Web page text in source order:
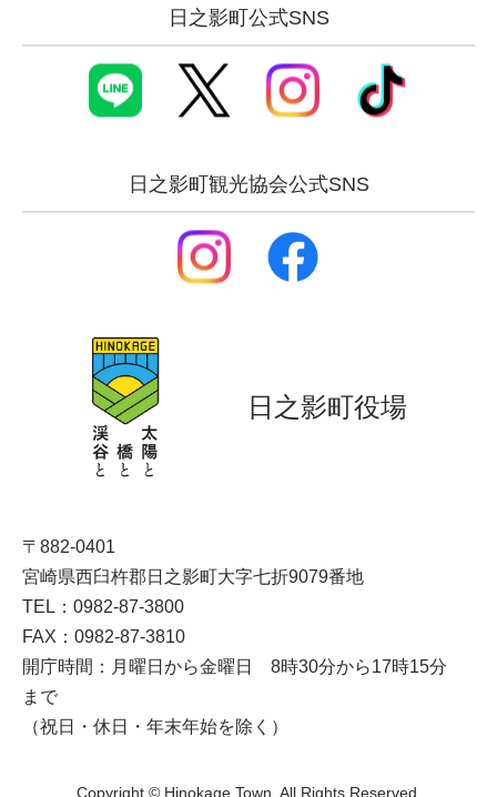
日之影町公式SNS
日之影町観光協会公式SNS
日之影町役場
〒882-0401
宮崎県西臼杵郡日之影町大字七折9079番地
TEL：0982-87-3800
FAX：0982-87-3810
開庁時間：月曜日から金曜日 8時30分から17時15分
まで
（祝日・休日・年末年始を除く）
Copyright © Hinokage Town. All Rights Reserved.